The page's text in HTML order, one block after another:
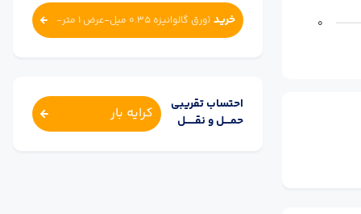
0 خرید (
ورق گالوانیزه 0.35 میل-عرض 1 متر-
متفرقه)
احتساب تقریبی
حمــــل و نقــــــل
کرایه بار